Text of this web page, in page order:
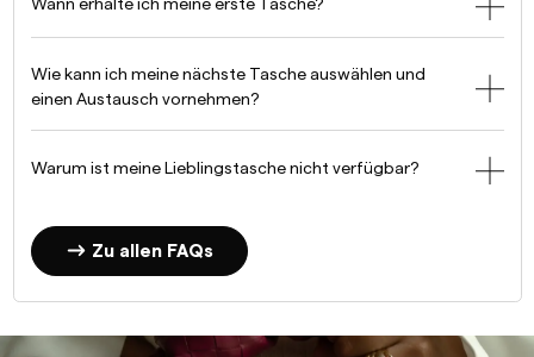
Wann erhalte ich meine erste Tasche?
Wie kann ich meine nächste Tasche auswählen und
einen Austausch vornehmen?
Warum ist meine Lieblingstasche nicht verfügbar?
Zu allen FAQs